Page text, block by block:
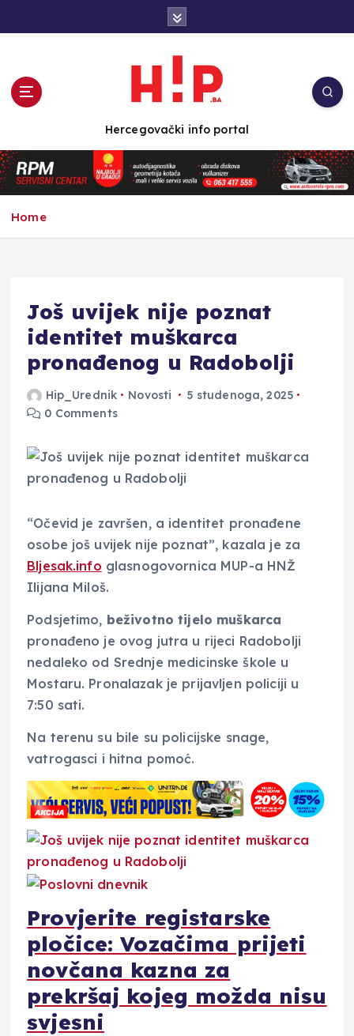
n
t
e
Hercegovački info portal
Home
Još uvijek nije poznat
identitet muškarca
pronađenog u Radobolji
Hip_Urednik Novosti
5 studenoga, 2025
0 Comments
“Očevid je završen, a identitet pronađene
osobe još uvijek nije poznat”, kazala je za
Bljesak.info glasnogovornica MUP-a HNŽ
Ilijana Miloš.
Podsjetimo, beživotno tijelo muškarca
pronađeno je ovog jutra u rijeci Radobolji
nedaleko od Srednje medicinske škole u
Mostaru. Pronalazak je prijavljen policiji u
7:50 sati.
Na terenu su bile su policijske snage,
vatrogasci i hitna pomoć.
Provjerite registarske
pločice: Vozačima prijeti
novčana kazna za
prekršaj kojeg možda nisu
svjesni